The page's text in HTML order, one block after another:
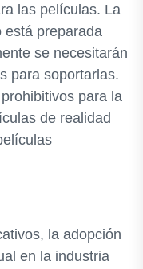
las películas. La
está preparada
se necesitarán
para soportarlas.
para la
de realidad
la adopción
en la industria